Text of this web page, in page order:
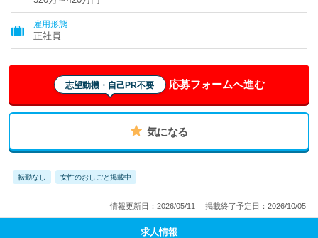
雇用形態
正社員
志望動機・自己PR不要 応募フォームへ進む
気になる
転勤なし 女性のおしごと掲載中
情報更新日：2026/05/11 掲載終了予定日：2026/10/05
求人情報